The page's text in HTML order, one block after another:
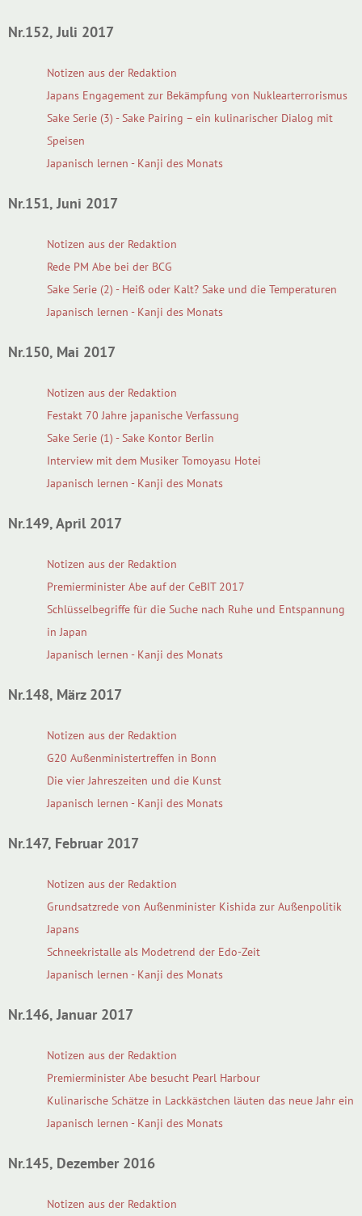
Nr.152, Juli 2017
Notizen aus der Redaktion
Japans Engagement zur Bekämpfung von Nuklearterrorismus
Sake Serie (3) - Sake Pairing – ein kulinarischer Dialog mit
Speisen
Japanisch lernen - Kanji des Monats
Nr.151, Juni 2017
Notizen aus der Redaktion
Rede PM Abe bei der BCG
Sake Serie (2) - Heiß oder Kalt? Sake und die Temperaturen
Japanisch lernen - Kanji des Monats
Nr.150, Mai 2017
Notizen aus der Redaktion
Festakt 70 Jahre japanische Verfassung
Sake Serie (1) - Sake Kontor Berlin
Interview mit dem Musiker Tomoyasu Hotei
Japanisch lernen - Kanji des Monats
Nr.149, April 2017
Notizen aus der Redaktion
Premierminister Abe auf der CeBIT 2017
Schlüsselbegriffe für die Suche nach Ruhe und Entspannung
in Japan
Japanisch lernen - Kanji des Monats
Nr.148, März 2017
Notizen aus der Redaktion
G20 Außenministertreffen in Bonn
Die vier Jahreszeiten und die Kunst
Japanisch lernen - Kanji des Monats
Nr.147, Februar 2017
Notizen aus der Redaktion
Grundsatzrede von Außenminister Kishida zur Außenpolitik
Japans
Schneekristalle als Modetrend der Edo-Zeit
Japanisch lernen - Kanji des Monats
Nr.146, Januar 2017
Notizen aus der Redaktion
Premierminister Abe besucht Pearl Harbour
Kulinarische Schätze in Lackkästchen läuten das neue Jahr ein
Japanisch lernen - Kanji des Monats
Nr.145, Dezember 2016
Notizen aus der Redaktion